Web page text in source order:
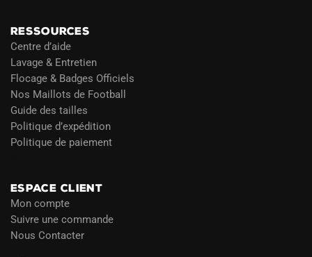
RESSOURCES
Centre d’aide
Lavage & Entretien
Flocage & Badges Officiels
Nos Maillots de Football
Guide des tailles
Politique d’expédition
Politique de paiement
ESPACE CLIENT
Mon compte
Suivre une commande
Nous Contacter